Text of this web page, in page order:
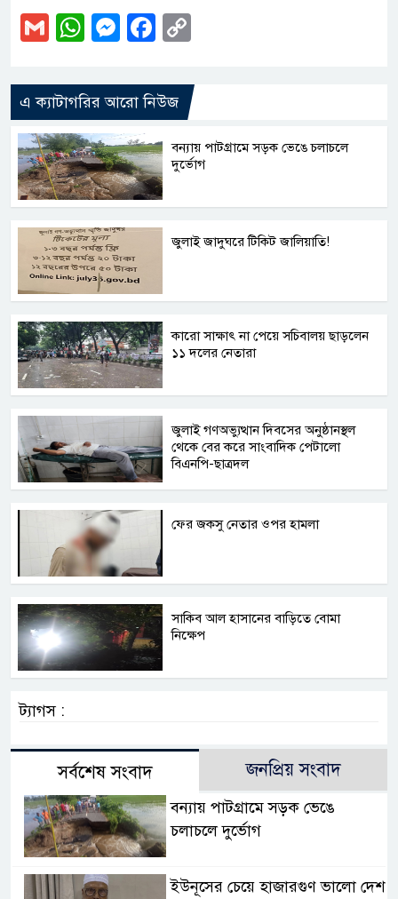
GmailWhatsApp
Messenger
Facebook
এ ক্যাটাগরির আরো নিউজ
বন্যায় পাটগ্রামে সড়ক ভেঙে চলাচলে
দুর্ভোগ
জুলাই জাদুঘরে টিকিট জালিয়াতি!
কারো সাক্ষাৎ না পেয়ে সচিবালয় ছাড়লেন
১১ দলের নেতারা
জুলাই গণঅভ্যুত্থান দিবসের অনুষ্ঠানস্থল
থেকে বের করে সাংবাদিক পেটালো
বিএনপি-ছাত্রদল
ফের জকসু নেতার ওপর হামলা
সাকিব আল হাসানের বাড়িতে বোমা
নিক্ষেপ
ট্যাগস :
সর্বশেষ সংবাদ জনপ্রিয় সংবাদ
বন্যায় পাটগ্রামে সড়ক ভেঙে
চলাচলে দুর্ভোগ
ইউনূসের চেয়ে হাজারগুণ ভালো দেশ